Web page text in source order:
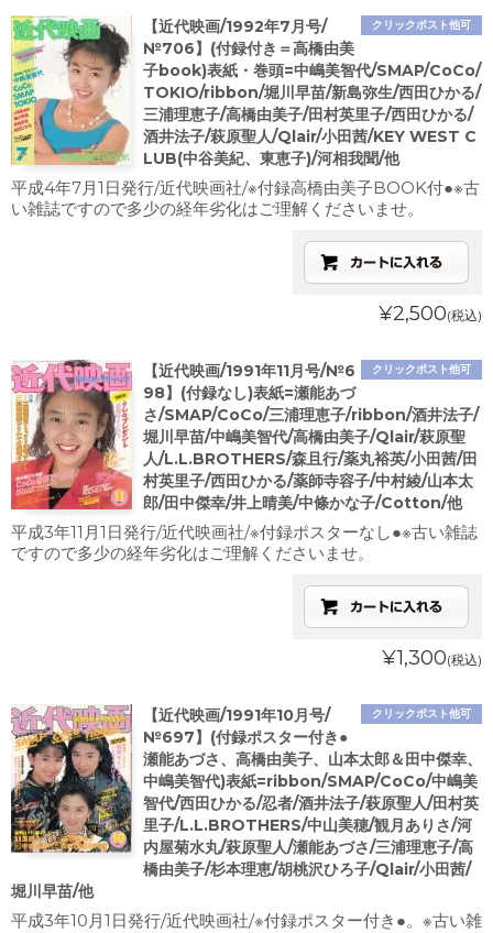
クリックポスト他可
【近代映画/1992年7月号/
№706】(付録付き＝高橋由美
子book)表紙・巻頭=中嶋美智代/SMAP/CoCo/
TOKIO/ribbon/堀川早苗/新島弥生/西田ひかる/
三浦理恵子/高橋由美子/田村英里子/西田ひかる/
酒井法子/萩原聖人/Qlair/小田茜/KEY WEST C
LUB(中谷美紀、東恵子)/河相我聞/他
平成4年7月1日発行/近代映画社/※付録高橋由美子BOOK付●※古
い雑誌ですので多少の経年劣化はご理解くださいませ。
¥2,500(税込)
クリックポスト他可
【近代映画/1991年11月号/№6
98】(付録なし)表紙=瀬能あづ
さ/SMAP/CoCo/三浦理恵子/ribbon/酒井法子/
堀川早苗/中嶋美智代/高橋由美子/Qlair/萩原聖
人/L.L.BROTHERS/森且行/薬丸裕英/小田茜/田
村英里子/西田ひかる/薬師寺容子/中村綾/山本太
郎/田中傑幸/井上晴美/中條かな子/Cotton/他
平成3年11月1日発行/近代映画社/※付録ポスターなし●※古い雑誌
ですので多少の経年劣化はご理解くださいませ。
¥1,300(税込)
クリックポスト他可
【近代映画/1991年10月号/
№697】(付録ポスター付き●
瀬能あづさ、高橋由美子、山本太郎＆田中傑幸、
中嶋美智代)表紙=ribbon/SMAP/CoCo/中嶋美
智代/西田ひかる/忍者/酒井法子/萩原聖人/田村英
里子/L.L.BROTHERS/中山美穂/観月ありさ/河
内屋菊水丸/萩原聖人/瀬能あづさ/三浦理恵子/高
橋由美子/杉本理恵/胡桃沢ひろ子/Qlair/小田茜/
堀川早苗/他
平成3年10月1日発行/近代映画社/※付録ポスター付き●。※古い雑